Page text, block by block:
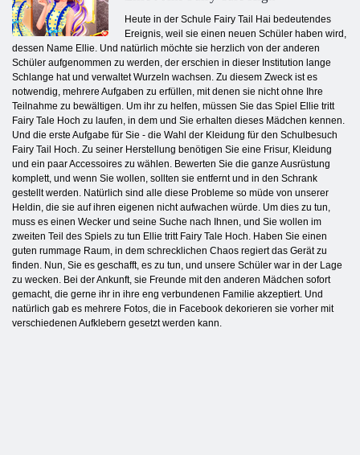
Heute in der Schule Fairy Tail Hai bedeutendes
Ereignis, weil sie einen neuen Schüler haben wird,
dessen Name Ellie. Und natürlich möchte sie herzlich von der anderen
Schüler aufgenommen zu werden, der erschien in dieser Institution lange
Schlange hat und verwaltet Wurzeln wachsen. Zu diesem Zweck ist es
notwendig, mehrere Aufgaben zu erfüllen, mit denen sie nicht ohne Ihre
Teilnahme zu bewältigen. Um ihr zu helfen, müssen Sie das Spiel Ellie tritt
Fairy Tale Hoch zu laufen, in dem und Sie erhalten dieses Mädchen kennen.
Und die erste Aufgabe für Sie - die Wahl der Kleidung für den Schulbesuch
Fairy Tail Hoch. Zu seiner Herstellung benötigen Sie eine Frisur, Kleidung
und ein paar Accessoires zu wählen. Bewerten Sie die ganze Ausrüstung
komplett, und wenn Sie wollen, sollten sie entfernt und in den Schrank
gestellt werden. Natürlich sind alle diese Probleme so müde von unserer
Heldin, die sie auf ihren eigenen nicht aufwachen würde. Um dies zu tun,
muss es einen Wecker und seine Suche nach Ihnen, und Sie wollen im
zweiten Teil des Spiels zu tun Ellie tritt Fairy Tale Hoch. Haben Sie einen
guten rummage Raum, in dem schrecklichen Chaos regiert das Gerät zu
finden. Nun, Sie es geschafft, es zu tun, und unsere Schüler war in der Lage
zu wecken. Bei der Ankunft, sie Freunde mit den anderen Mädchen sofort
gemacht, die gerne ihr in ihre eng verbundenen Familie akzeptiert. Und
natürlich gab es mehrere Fotos, die in Facebook dekorieren sie vorher mit
verschiedenen Aufklebern gesetzt werden kann.